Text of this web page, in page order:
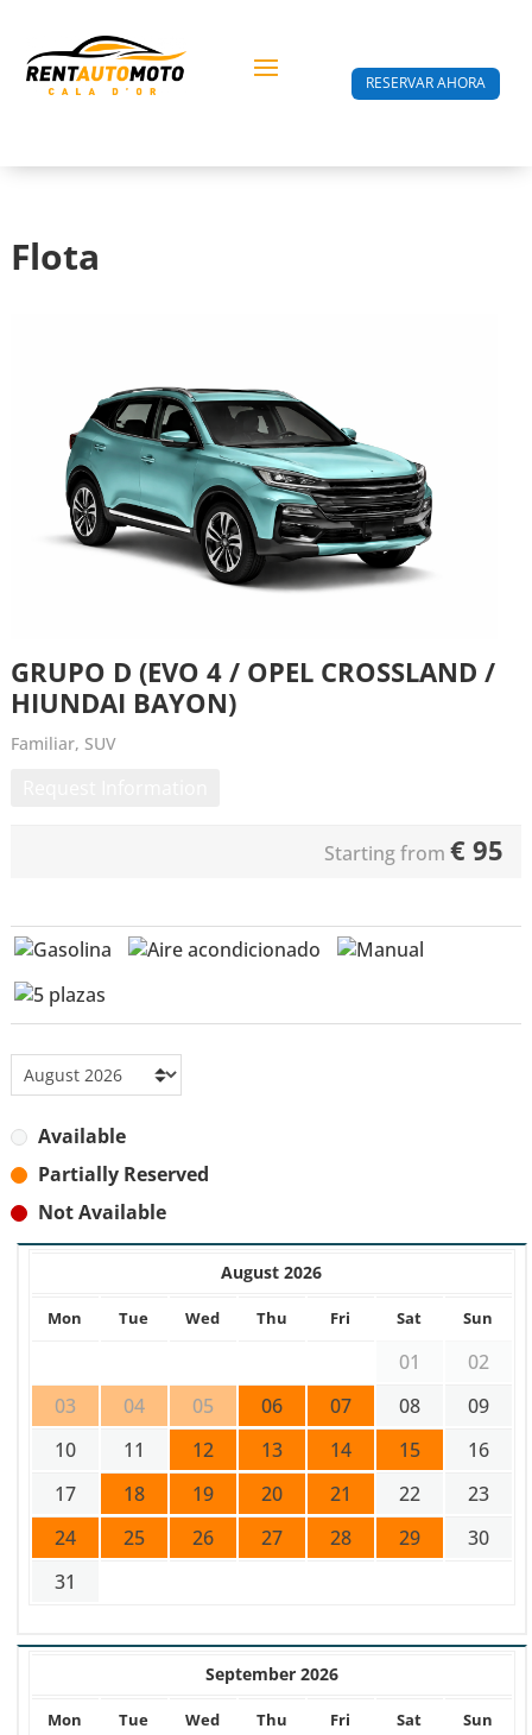
RESERVAR AHORA
Flota
GRUPO D (EVO 4 / OPEL CROSSLAND /
HIUNDAI BAYON)
Familiar, SUV
Starting from €95
Available
Partially Reserved
Not Available
August 2026
Mon Tue Wed Thu Fri Sat Sun
01
02
03
04 05 06 07 08
09
10
11 12 13 14 15
16
17
18 19 20 21 22
23
24
25 26 27 28 29
30
31
September 2026
Mon Tue Wed Thu Fri Sat Sun